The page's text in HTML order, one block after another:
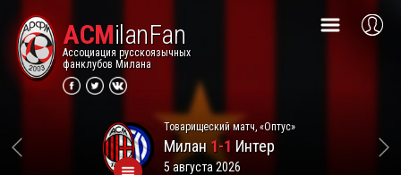
ACMilanFan
Ассоциация русскоязычных
фанклубов Милана
Товарищеский матч, «Оптус»
Милан1-1 Интер
5 августа 2026